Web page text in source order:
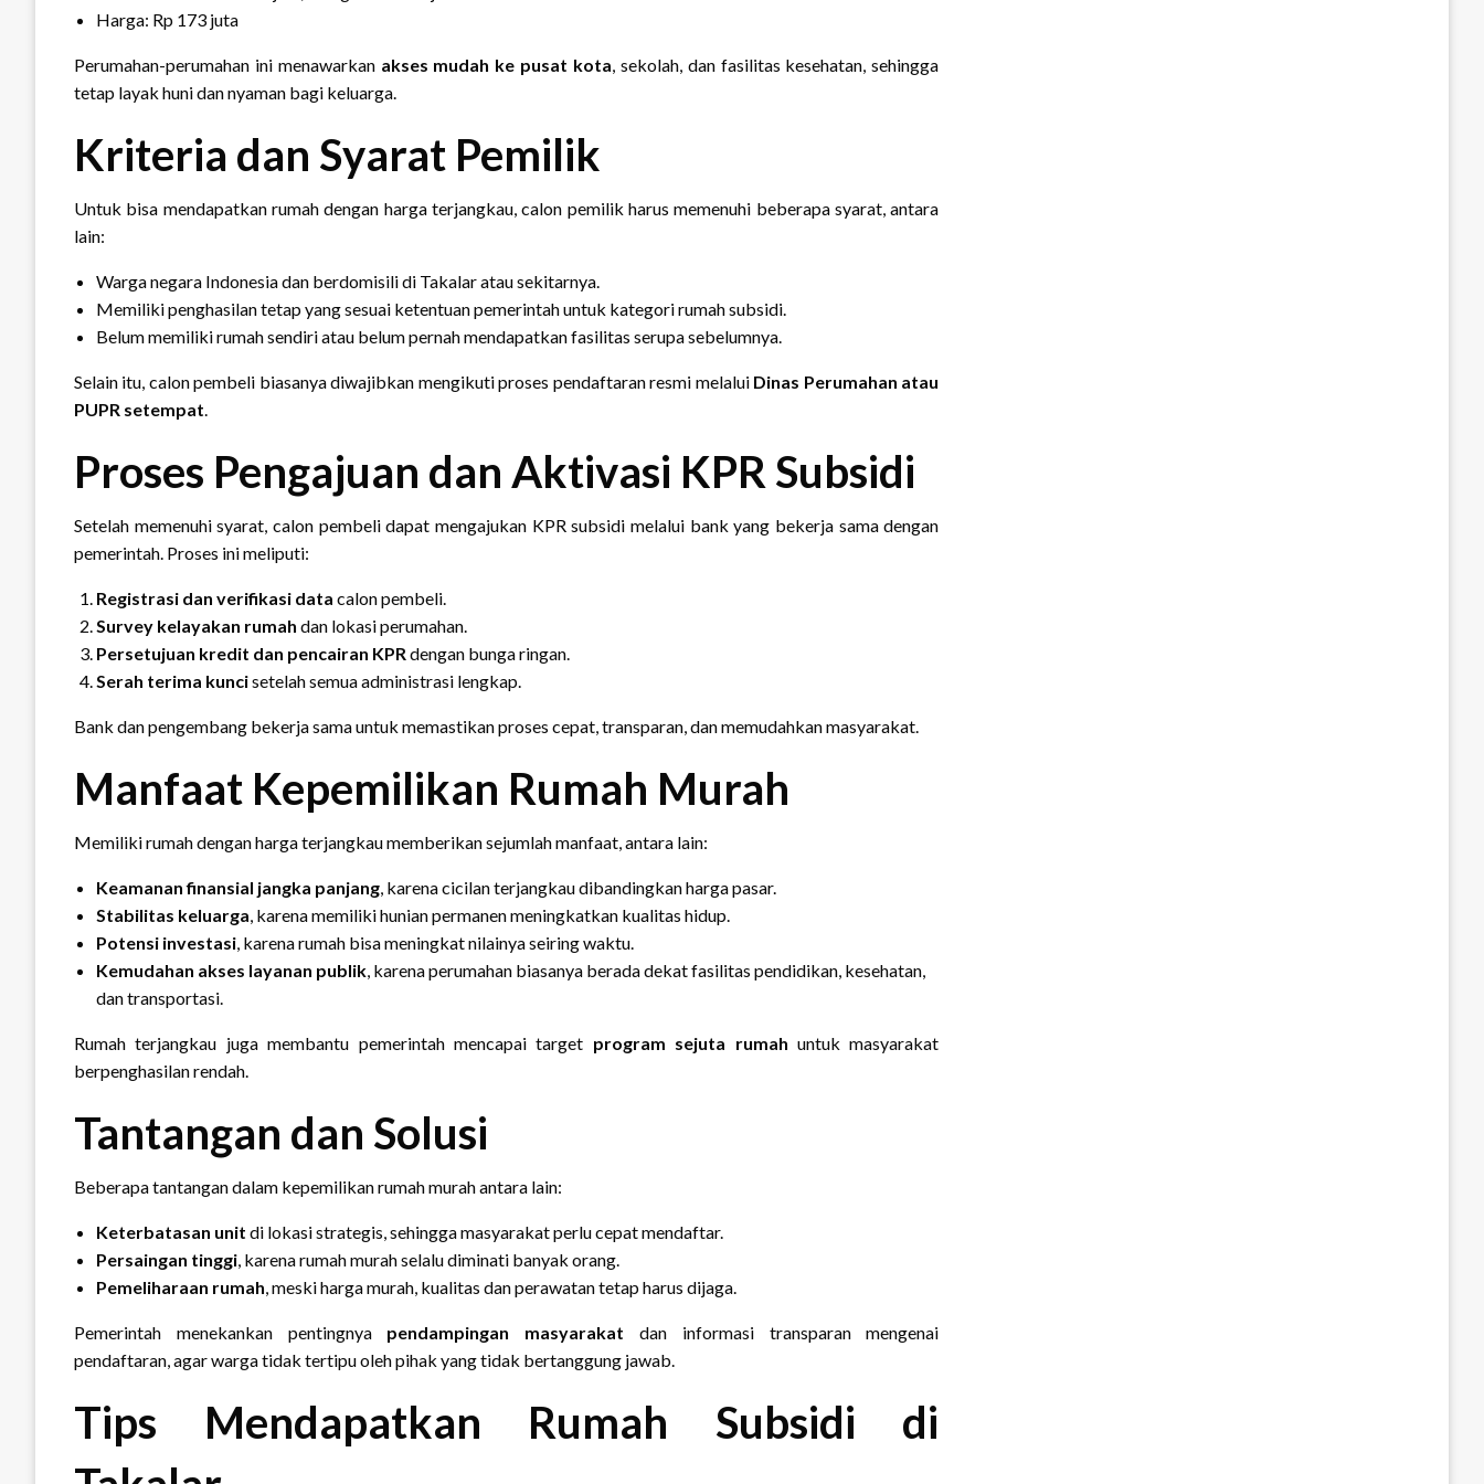
Harga: Rp 173 juta
Perumahan-perumahan ini menawarkan akses mudah ke pusat kota, sekolah, dan fasilitas kesehatan, sehingga
tetap layak huni dan nyaman bagi keluarga.
Kriteria dan Syarat Pemilik
Untuk bisa mendapatkan rumah dengan harga terjangkau, calon pemilik harus memenuhi beberapa syarat, antara
lain:
Warga negara Indonesia dan berdomisili di Takalar atau sekitarnya.
Memiliki penghasilan tetap yang sesuai ketentuan pemerintah untuk kategori rumah subsidi.
Belum memiliki rumah sendiri atau belum pernah mendapatkan fasilitas serupa sebelumnya.
Selain itu, calon pembeli biasanya diwajibkan mengikuti proses pendaftaran resmi melalui Dinas Perumahan atau
PUPR setempat.
Proses Pengajuan dan Aktivasi KPR Subsidi
Setelah memenuhi syarat, calon pembeli dapat mengajukan KPR subsidi melalui bank yang bekerja sama dengan
pemerintah. Proses ini meliputi:
Registrasi dan verifikasi data calon pembeli.
Survey kelayakan rumah dan lokasi perumahan.
Persetujuan kredit dan pencairan KPRdengan bunga ringan.
Serah terima kuncisetelah semua administrasi lengkap.
Bank dan pengembang bekerja sama untuk memastikan proses cepat, transparan, dan memudahkan masyarakat.
Manfaat Kepemilikan Rumah Murah
Memiliki rumah dengan harga terjangkau memberikan sejumlah manfaat, antara lain:
Keamanan finansial jangka panjang, karena cicilan terjangkau dibandingkan harga pasar.
Stabilitas keluarga, karena memiliki hunian permanen meningkatkan kualitas hidup.
Potensi investasi, karena rumah bisa meningkat nilainya seiring waktu.
Kemudahan akses layanan publik, karena perumahan biasanya berada dekat fasilitas pendidikan, kesehatan,
dan transportasi.
Rumah terjangkau juga membantu pemerintah mencapai target program sejuta rumah untuk masyarakat
berpenghasilan rendah.
Tantangan dan Solusi
Beberapa tantangan dalam kepemilikan rumah murah antara lain:
Keterbatasan unit di lokasi strategis, sehingga masyarakat perlu cepat mendaftar.
Persaingan tinggi, karena rumah murah selalu diminati banyak orang.
Pemeliharaan rumah, meski harga murah, kualitas dan perawatan tetap harus dijaga.
Pemerintah menekankan pentingnya pendampingan masyarakat dan informasi transparan mengenai
pendaftaran, agar warga tidak tertipu oleh pihak yang tidak bertanggung jawab.
Tips Mendapatkan Rumah Subsidi di